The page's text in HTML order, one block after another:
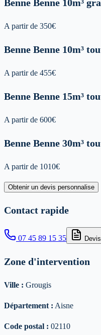
Benne Benne 10m³
A partir de 350€
Benne Benne 10m³
A partir de 455€
Benne Benne 15m³
A partir de 600€
Benne Benne 30m³
A partir de 1010€
Obtenir un devis personnalise
Contact rapide
07 45 89 15 35
Zone d'intervention
Ville : Grougis
Département : Aisne
Code postal : 02110